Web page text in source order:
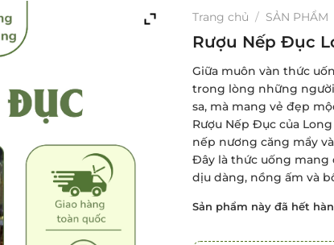
Trang chủ / SẢN PHẨM
Rượu Nếp Đục
Giữa muôn vàn thức
trong lòng những
sa, mà mang vẻ đẹp
Rượu Nếp Đục của
nếp nương căng mẩy
Đây là thức uống mang
dịu dàng, nồng ấm và
Sản phẩm này đã hết